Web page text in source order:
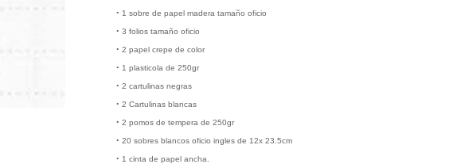
• 1 sobre de papel madera tamaño oficio
• 3 folios tamaño oficio
• 2 papel crepe de color
• 1 plasticola de 250gr
• 2 cartulinas negras
• 2 Cartulinas blancas
• 2 pomos de tempera de 250gr
• 20 sobres blancos oficio ingles de 12x 23.5cm
• 1 cinta de papel ancha.